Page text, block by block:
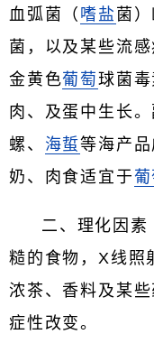
血弧菌（ 嗜盐 菌
菌，以及某些流
金黄色葡萄球菌
肉、及蛋中生长
螺、 海蜇等海产品
奶、肉食适宜于
二、理化因素
糙的食物，X线照
浓茶、香料及某
症性改变。